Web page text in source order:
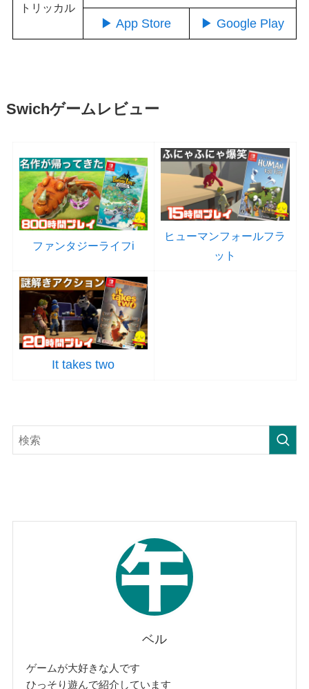
トリッカル
▶ App Store ▶ Google Play
Swichゲームレビュー
ファンタジーライフi
ヒューマンフォールフラ
ット
It takes two
ベル
ゲームが大好きな人です
ひっそり遊んで紹介しています